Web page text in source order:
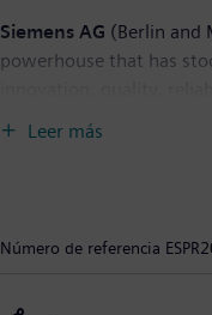
Siemens AG (Berlin and
powerhouse that has
170 years. The
infrastructure solutions
Leer más
Número de referencia